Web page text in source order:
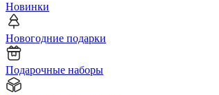
Новинки
Новогодние подарки
Подарочные наборы